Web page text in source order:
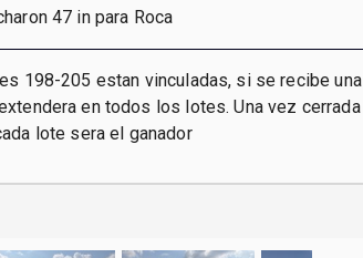
47 in para Roca
198-205 estan vinculadas, si se recibe una
en todos los lotes. Una vez cerrada
lote sera el ganador